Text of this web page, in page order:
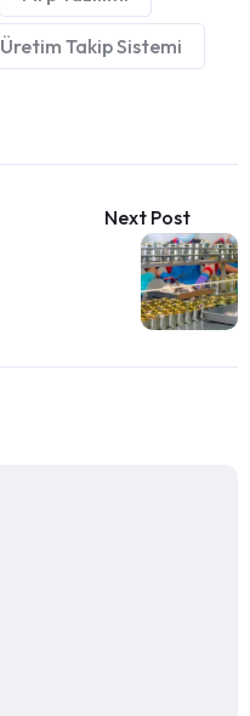
Üretim Takip Sistemi
Next Post